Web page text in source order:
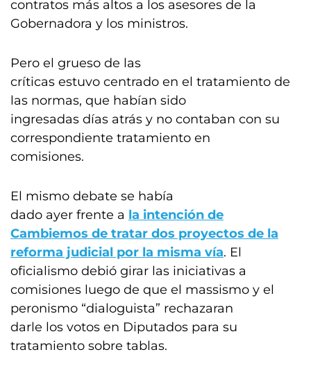
contratos más altos a los asesores de la
Gobernadora y los ministros.
Pero el grueso de las
críticas estuvo centrado en el tratamiento de
las normas, que habían sido
ingresadas días atrás y no contaban con su
correspondiente tratamiento en
comisiones.
El mismo debate se había
dado ayer frente a la intención de
Cambiemos de tratar dos proyectos de la
reforma judicial por la misma vía. El
oficialismo debió girar las iniciativas a
comisiones luego de que el massismo y el
peronismo “dialoguista” rechazaran
darle los votos en Diputados para su
tratamiento sobre tablas.